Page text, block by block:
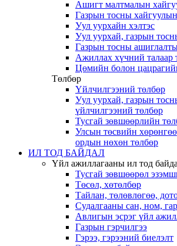
Ашигт малтмалын
Газрын тосны
Уул уурхайн хэлтэс
Уул уурхай, газрын
Газрын тосны
Ажиллах хүчний талаар
Цөмийн болон
Төлбөр
Үйлчилгээний төлбөр
Уул уурхай, газрын
үйлчилгээний төлбөр
Тусгай зөвшөөрлийн
Улсын төсвийн
ордын нөхөн төлбөр
ИЛ ТОД БАЙДАЛ
Үйл ажиллагааны ил тод
Тусгай зөвшөөрөл
Төсөл, хөтөлбөр
Тайлан, төлөвлөгөө,
Судалгааны сан, ном,
Авлигын эсрэг үйл
Газрын гэрчилгээ
Гэрээ, гэрээний биелэлт